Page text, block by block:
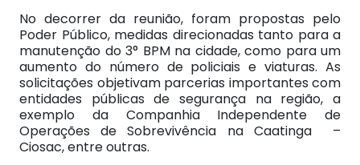
No decorrer da reunião, foram propostas pelo
Poder Público, medidas direcionadas tanto para a
manutenção do 3° BPM na cidade, como para um
aumento do número de policiais e viaturas. As
solicitações objetivam parcerias importantes com
entidades públicas de segurança na região, a
exemplo da Companhia Independente de
Operações de Sobrevivência na Caatinga –
Ciosac, entre outras.